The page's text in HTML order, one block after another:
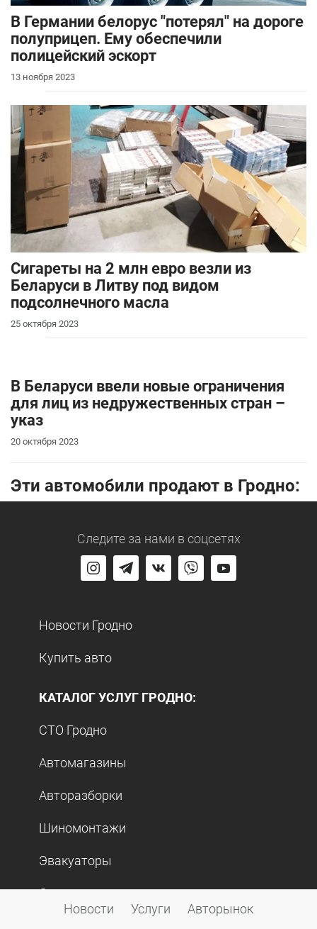
В Германии белорус "потерял" на дороге
полуприцеп. Ему обеспечили
полицейский эскорт
13 ноября 2023
Сигареты на 2 млн евро везли из
Беларуси в Литву под видом
подсолнечного масла
25 октября 2023
В Беларуси ввели новые ограничения
для лиц из недружественных стран –
указ
20 октября 2023
Эти автомобили продают в Гродно:
Следите за нами в соцсетях
Новости Гродно
Купить авто
КАТАЛОГ УСЛУГ ГРОДНО:
СТО Гродно
Автомагазины
Авторазборки
Шиномонтажи
Эвакуаторы
Спецтехника
Новости Услуги Авторынок